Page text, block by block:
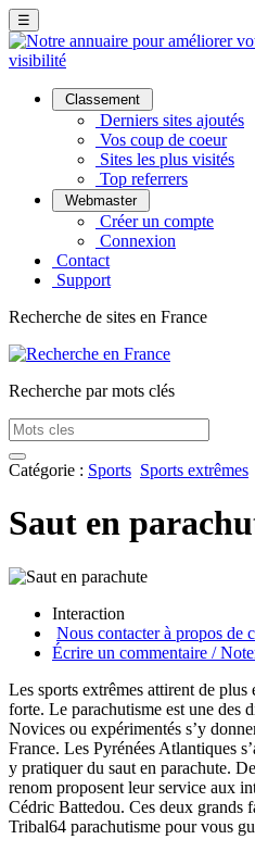
☰
Classement
Derniers sites ajoutés
Vos coup de coeur
Sites les plus visités
Top referrers
Webmaster
Créer un compte
Connexion
Contact
Support
Recherche de sites en France
Recherche par mots clés
Catégorie : Sports Sports extrêmes
Saut en
Interaction
Nous contacter à propos de
Écrire un commentaire /
Les sports extrêmes attirent de plus
forte. Le parachutisme est une des
Novices ou expérimentés s’y
France. Les Pyrénées Atlantiques
y pratiquer du saut en parachute.
renom proposent leur service aux
Cédric Battedou. Ces deux grands
Tribal64 parachutisme pour vous